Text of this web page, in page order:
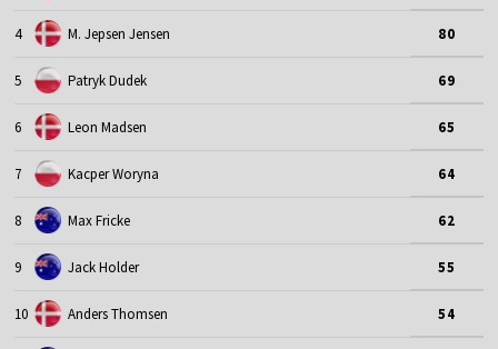
4 M. Jepsen Jensen 80
5 Patryk Dudek 69
6 Leon Madsen 65
7 Kacper Woryna 64
8 Max Fricke 62
9 Jack Holder 55
10 Anders Thomsen 54